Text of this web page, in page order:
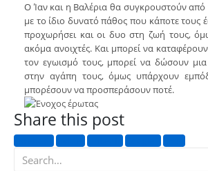
Ο Ίαν και η Βαλέρια θα συγκρουστούν
με το ίδιο δυνατό πάθος που κάποτε τους
προχωρήσει και οι δυο στη ζωή τους,
ακόμα ανοιχτές. Και μπορεί να
τον εγωισμό τους, μπορεί να δώσουν μια
στην αγάπη τους, όμως υπάρχουν
μπορέσουν να προσπεράσουν ποτέ.
Share this post
FacebookTwitterLinkedInGoogle +Email